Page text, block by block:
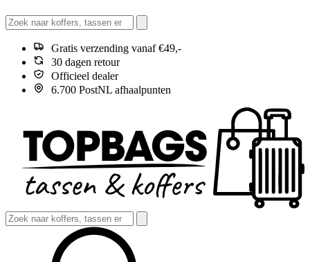
Gratis verzending vanaf €49,-
30 dagen retour
Officieel dealer
6.700 PostNL afhaalpunten